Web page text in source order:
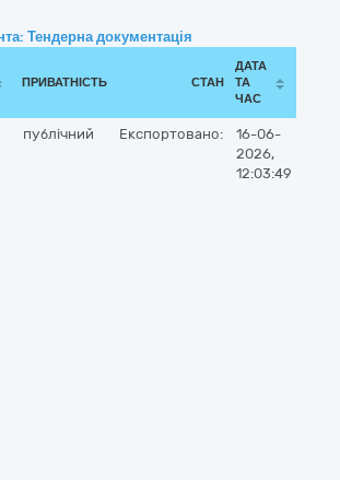
Тендерна документація
ПРИВАТНІСТЬ СТАН
ДАТА
ТА
ЧАС
публічний Експортовано:
16-06-
2026,
12:03:49